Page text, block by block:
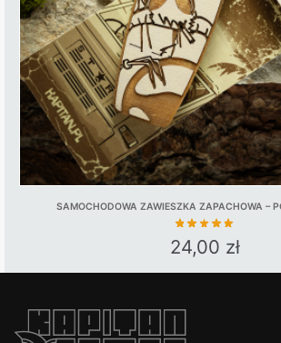
SAMOCHODOWA ZAWIESZKA ZAPACHOWA –
24,00 zł